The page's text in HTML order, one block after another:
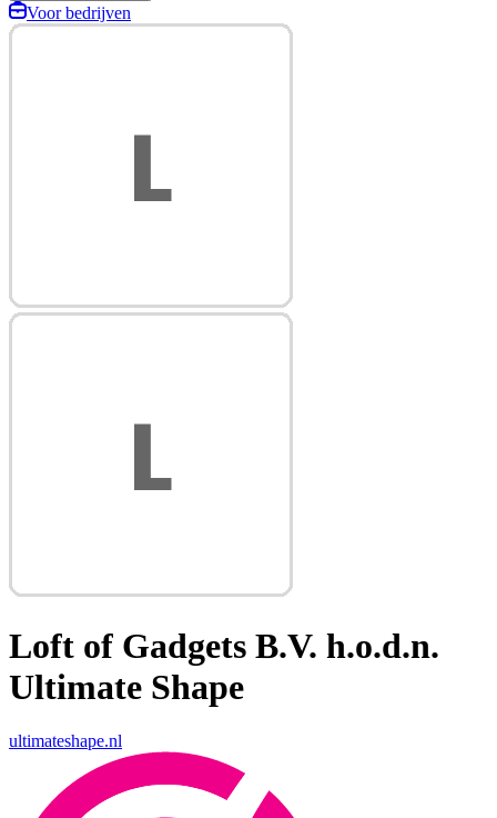
Voor bedrijven
Loft of Gadgets B.V. h.o.d.n.
Ultimate Shape
ultimateshape.nl